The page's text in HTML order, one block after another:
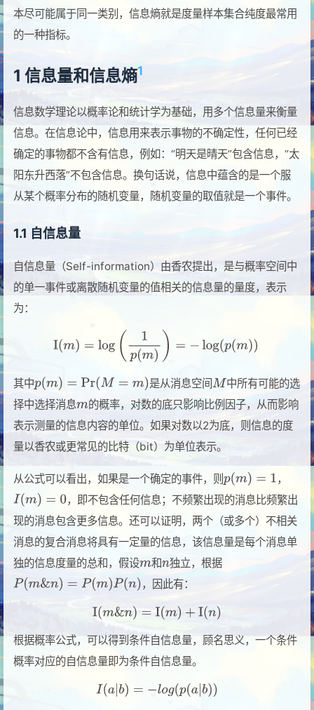
本尽可能属于同一类别，信息熵就是度量样本集合纯度最常用
的一种指标。
1 信息量和信息熵1
信息数学理论以概率论和统计学为基础，用多个信息量来衡量
信息。在信息论中，信息用来表示事物的不确定性，任何已经
确定的事物都不含有信息，例如：“明天是晴天”包含信息，“太
阳东升西落”不包含信息。换句话说，信息中蕴含的是一个服
从某个概率分布的随机变量，随机变量的取值就是一个事件。
1.1 自信息量
自信息量（Self-information）由香农提出，是与概率空间中
的单一事件或离散随机变量的值相关的信息量的量度，表示
为：
其中 是从消息空间
中所有可能的选
择中选择消息
的概率，对数的底只影响比例因子，从而影响
表示测量的信息内容的单位。如果对数以2为底，则信息的度
量以香农或更常见的比特（bit）为单位表示。
从公式可以看出，如果是一个确定的事件，则
，
，即不包含任何信息；不频繁出现的消息比频繁出
现的消息包含更多信息。还可以证明，两个（或多个）不相关
消息的复合消息将具有一定量的信息，该信息量是每个消息单
独的信息度量的总和，假设
和
独立，根据
，因此有：
根据概率公式，可以得到条件自信息量，顾名思义，一个条件
概率对应的自信息量即为条件自信息量。